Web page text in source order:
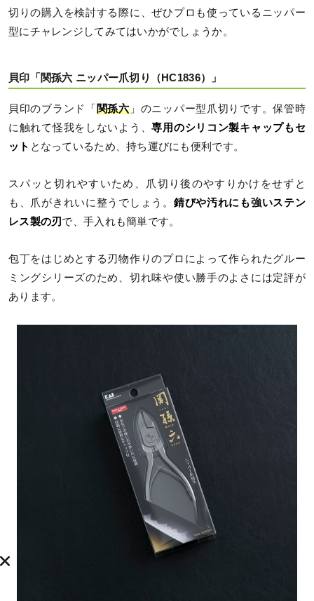
切りの購入を検討する際に、ぜひプロも使っているニッパー
型にチャレンジしてみてはいかがでしょうか。
貝印「関孫六 ニッパー爪切り（HC1836）」
貝印のブランド「関孫六」のニッパー型爪切りです。保管時
に触れて怪我をしないよう、専用のシリコン製キャップもセ
ット となっているため、持ち運びにも便利です。
スパッと切れやすいため、爪切り後のやすりかけをせずと
も、爪がきれいに整うでしょう。 錆びや汚れにも強いステン
レス製の刃 で、手入れも簡単です。
包丁をはじめとする刃物作りのプロによって作られたグルー
ミングシリーズのため、切れ味や使い勝手のよさには定評が
あります。